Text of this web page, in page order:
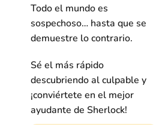
Todo el mundo es
sospechoso… hasta que se
demuestre lo contrario.
Sé el más rápido
descubriendo al culpable y
¡conviértete en el mejor
ayudante de Sherlock!